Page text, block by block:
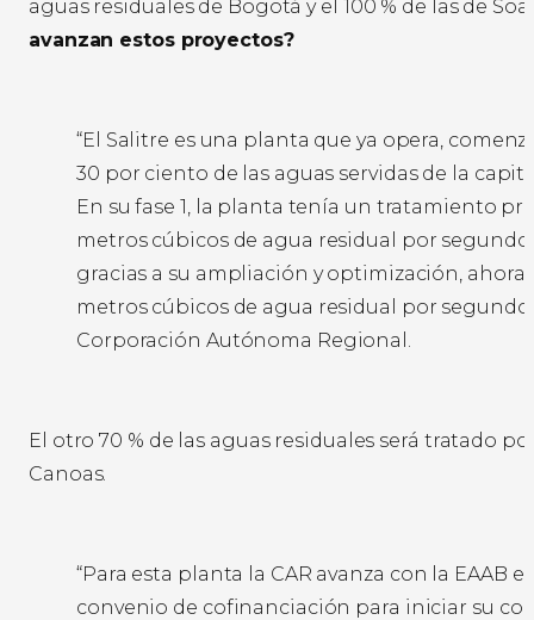
aguas residuales de Bogotá y el 100 % de las de
avanzan estos proyectos?
“El Salitre es una planta que ya opera,
30 por ciento de las aguas servidas de la
En su fase 1, la planta tenía un tratamiento
metros cúbicos de agua residual por
gracias a su ampliación y optimización, ahora
metros cúbicos de agua residual por
Corporación Autónoma Regional.
El otro 70 % de las aguas residuales será tratado
Canoas.
“Para esta planta la CAR avanza con la EAAB
convenio de cofinanciación para iniciar su